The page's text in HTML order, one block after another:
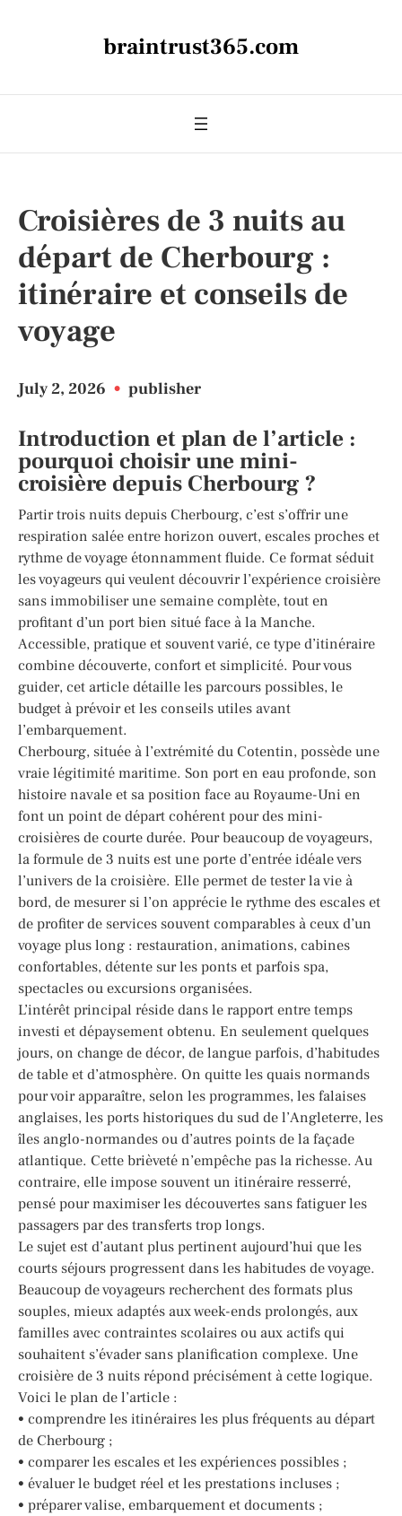
braintrust365.com
Croisières de 3 nuits au
départ de Cherbourg :
itinéraire et conseils de
voyage
July 2, 2026 • publisher
Introduction et plan de l’article :
pourquoi choisir une mini-
croisière depuis Cherbourg ?
Partir trois nuits depuis Cherbourg, c’est s’offrir une
respiration salée entre horizon ouvert, escales proches et
rythme de voyage étonnamment fluide. Ce format séduit
les voyageurs qui veulent découvrir l’expérience croisière
sans immobiliser une semaine complète, tout en
profitant d’un port bien situé face à la Manche.
Accessible, pratique et souvent varié, ce type d’itinéraire
combine découverte, confort et simplicité. Pour vous
guider, cet article détaille les parcours possibles, le
budget à prévoir et les conseils utiles avant
l’embarquement.
Cherbourg, située à l’extrémité du Cotentin, possède une
vraie légitimité maritime. Son port en eau profonde, son
histoire navale et sa position face au Royaume-Uni en
font un point de départ cohérent pour des mini-
croisières de courte durée. Pour beaucoup de voyageurs,
la formule de 3 nuits est une porte d’entrée idéale vers
l’univers de la croisière. Elle permet de tester la vie à
bord, de mesurer si l’on apprécie le rythme des escales et
de profiter de services souvent comparables à ceux d’un
voyage plus long : restauration, animations, cabines
confortables, détente sur les ponts et parfois spa,
spectacles ou excursions organisées.
L’intérêt principal réside dans le rapport entre temps
investi et dépaysement obtenu. En seulement quelques
jours, on change de décor, de langue parfois, d’habitudes
de table et d’atmosphère. On quitte les quais normands
pour voir apparaître, selon les programmes, les falaises
anglaises, les ports historiques du sud de l’Angleterre, les
îles anglo-normandes ou d’autres points de la façade
atlantique. Cette brièveté n’empêche pas la richesse. Au
contraire, elle impose souvent un itinéraire resserré,
pensé pour maximiser les découvertes sans fatiguer les
passagers par des transferts trop longs.
Le sujet est d’autant plus pertinent aujourd’hui que les
courts séjours progressent dans les habitudes de voyage.
Beaucoup de voyageurs recherchent des formats plus
souples, mieux adaptés aux week-ends prolongés, aux
familles avec contraintes scolaires ou aux actifs qui
souhaitent s’évader sans planification complexe. Une
croisière de 3 nuits répond précisément à cette logique.
Voici le plan de l’article :
• comprendre les itinéraires les plus fréquents au départ
de Cherbourg ;
• comparer les escales et les expériences possibles ;
• évaluer le budget réel et les prestations incluses ;
• préparer valise, embarquement et documents ;